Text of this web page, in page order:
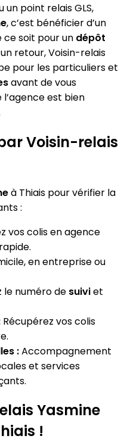
point relais GLS,
, c’est bénéficier d’un
ce soit pour un dépôt
retour, Voisin-relais
pour les particuliers et
avant de vous
est bien
Voisin-relais
à Thiais pour vérifier la
:
vos colis en agence
en entreprise ou
le numéro de suiviet
Récupérez vos colis
:Accompagnement
et services
Yasmine
!